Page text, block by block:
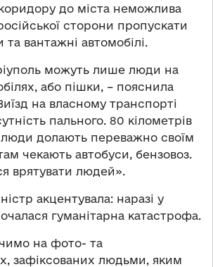
до міста неможлива
сторони пропускати
та вантажні автомобілі.
можуть лише люди на
або пішки, – пояснила
на власному транспорті
пального. 80 кілометрів
долають переважно своїм
чекають автобуси, бензовоз.
врятувати людей».
акцентувала: наразі у
гуманітарна катастрофа.
на фото- та
зафіксованих людьми, яким